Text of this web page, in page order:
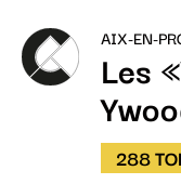
AIX-EN-
Les
288